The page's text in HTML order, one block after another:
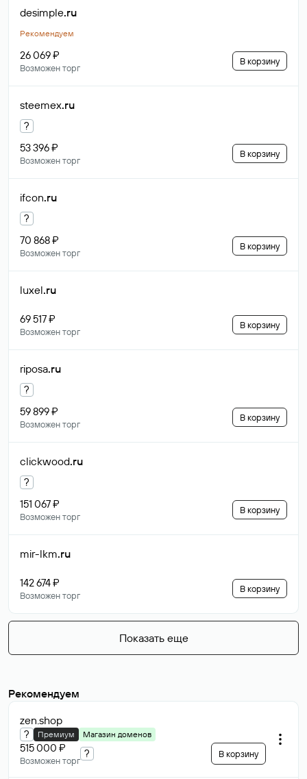
desimple.ru
Рекомендуем
26 069 ₽
Возможен торг
В корзину
steemex.ru
?
53 396 ₽
Возможен торг
В корзину
ifcon.ru
?
70 868 ₽
Возможен торг
В корзину
luxel.ru
69 517 ₽
Возможен торг
В корзину
riposa.ru
?
59 899 ₽
Возможен торг
В корзину
clickwood.ru
?
151 067 ₽
Возможен торг
В корзину
mir-lkm.ru
142 674 ₽
Возможен торг
В корзину
Показать еще
Рекомендуем
zen.shop
? Премиум Магазин доменов
515 000 ₽
Возможен торг
? В корзину